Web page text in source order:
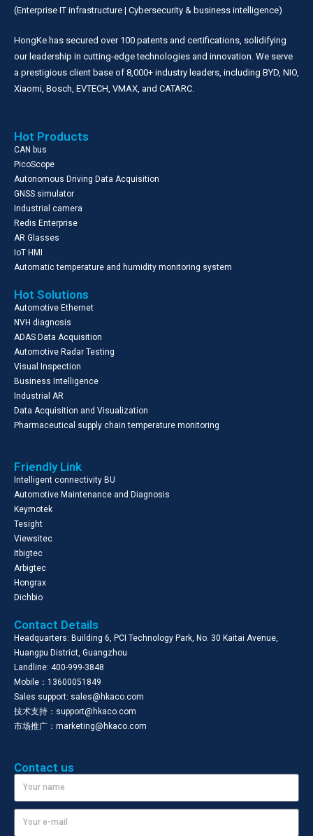
(Enterprise IT infrastructure | Cybersecurity & business intelligence)
HongKe has secured over 100 patents and certifications, solidifying
our leadership in cutting-edge technologies and innovation. We serve
a prestigious client base of 8,000+ industry leaders, including BYD, NIO,
Xiaomi, Bosch, EVTECH, VMAX, and CATARC.
Hot Products
CAN bus
PicoScope
Autonomous Driving Data Acquisition
GNSS simulator
Industrial camera
Redis Enterprise
AR Glasses
IoT HMI
Automatic temperature and humidity monitoring system
Hot Solutions
Automotive Ethernet
NVH diagnosis
ADAS Data Acquisition
Automotive Radar Testing
Visual Inspection
Business Intelligence
Industrial AR
Data Acquisition and Visualization
Pharmaceutical supply chain temperature monitoring
Friendly Link
Intelligent connectivity BU
Automotive Maintenance and Diagnosis
Keymotek
Tesight
Viewsitec
Itbigtec
Arbigtec
Hongrax
Dichbio
Contact Details
Headquarters: Building 6, PCI Technology Park, No. 30 Kaitai Avenue,
Huangpu District, Guangzhou
Landline: 400-999-3848
Mobile：13600051849
Sales support: sales@hkaco.com
技术支持：support@hkaco.com
市场推广：marketing@hkaco.com
Contact us